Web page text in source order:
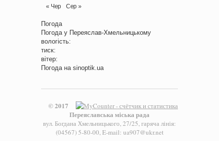
« Чер Сер »
Погода
Погода у Переяслав-Хмельницькому
вологість:
тиск:
вітер:
Погода на sinoptik.ua
© 2017
Переяславська міська рада
вул. Богдана Хмельницького, 27/25, гаряча лінія:
(04567) 5-80-00, E-mail: ua907@ukr.net